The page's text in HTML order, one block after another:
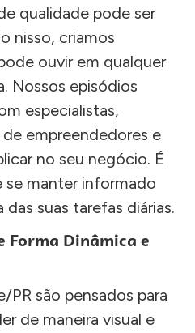
qualidade pode ser
nisso, criamos
ouvir em qualquer
Nossos episódios
especialistas,
empreendedores e
no seu negócio. É
se manter informado
suas tarefas diárias.
Forma Dinâmica e
PR são pensados para
de maneira visual e